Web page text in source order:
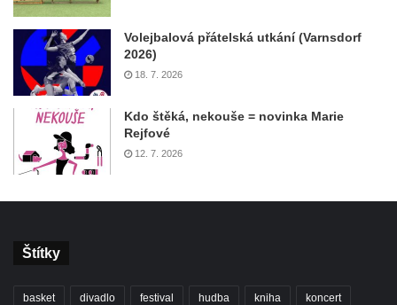
Volejbalová přátelská utkání (Varnsdorf
2026)
18. 7. 2026
Kdo štěká, nekouše = novinka Marie
Rejfové
12. 7. 2026
Štítky
basket divadlo festival hudba kniha koncert